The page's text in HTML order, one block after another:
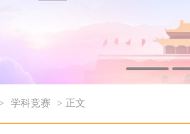
> 学科竞赛 > 正文